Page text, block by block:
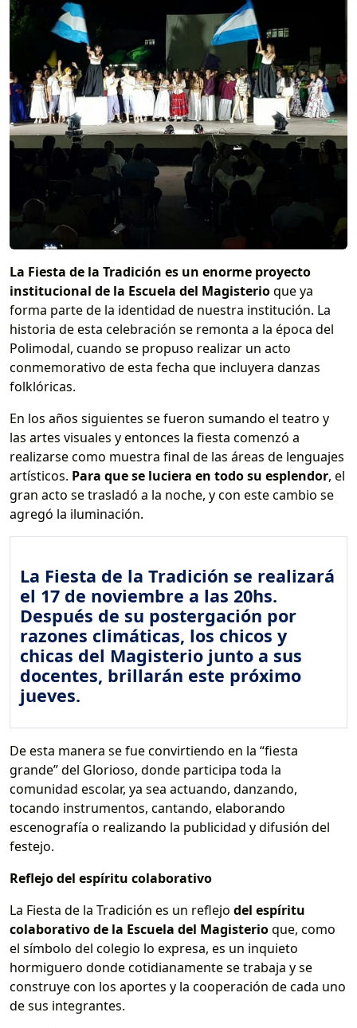
La Fiesta de la Tradición es un enorme proyecto
institucional de la Escuela del Magisterioque ya
forma parte de la identidad de nuestra institución. La
historia de esta celebración se remonta a la época del
Polimodal, cuando se propuso realizar un acto
conmemorativo de esta fecha que incluyera danzas
folklóricas.
En los años siguientes se fueron sumando el teatro y
las artes visuales y entonces la fiesta comenzó a
realizarse como muestra final de las áreas de lenguajes
artísticos. Para que se luciera en todo su esplendor, el
gran acto se trasladó a la noche, y con este cambio se
agregó la iluminación.
La Fiesta de la Tradición se realizará
el 17 de noviembre a las 20hs.
Después de su postergación por
razones climáticas, los chicos y
chicas del Magisterio junto a sus
docentes, brillarán este próximo
jueves.
De esta manera se fue convirtiendo en la “fiesta
grande” del Glorioso, donde participa toda la
comunidad escolar, ya sea actuando, danzando,
tocando instrumentos, cantando, elaborando
escenografía o realizando la publicidad y difusión del
festejo.
Reflejo del espíritu colaborativo
La Fiesta de la Tradición es un reflejo del espíritu
colaborativo de la Escuela del Magisterioque, como
el símbolo del colegio lo expresa, es un inquieto
hormiguero donde cotidianamente se trabaja y se
construye con los aportes y la cooperación de cada uno
de sus integrantes.